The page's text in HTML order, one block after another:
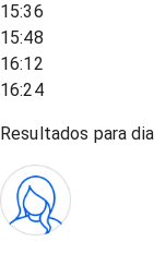
15:36
15:48
16:12
16:24
Resultados para